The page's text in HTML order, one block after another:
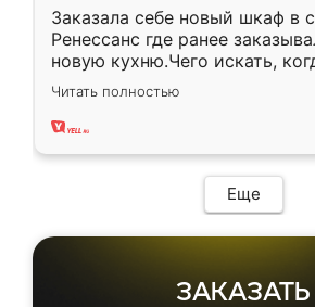
Заказала себе новый шкаф в
Ренессанс где ранее
новую кухню.Чего искать,
вполне довольна. Служит
два года, нареканий нет.
Читать полностью
Еще
ЗАКАЗАТЬ